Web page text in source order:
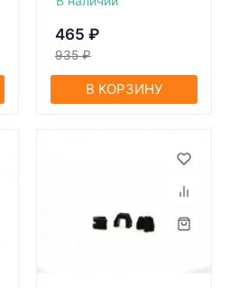
465 ₽
935 ₽
В КОРЗИНУ